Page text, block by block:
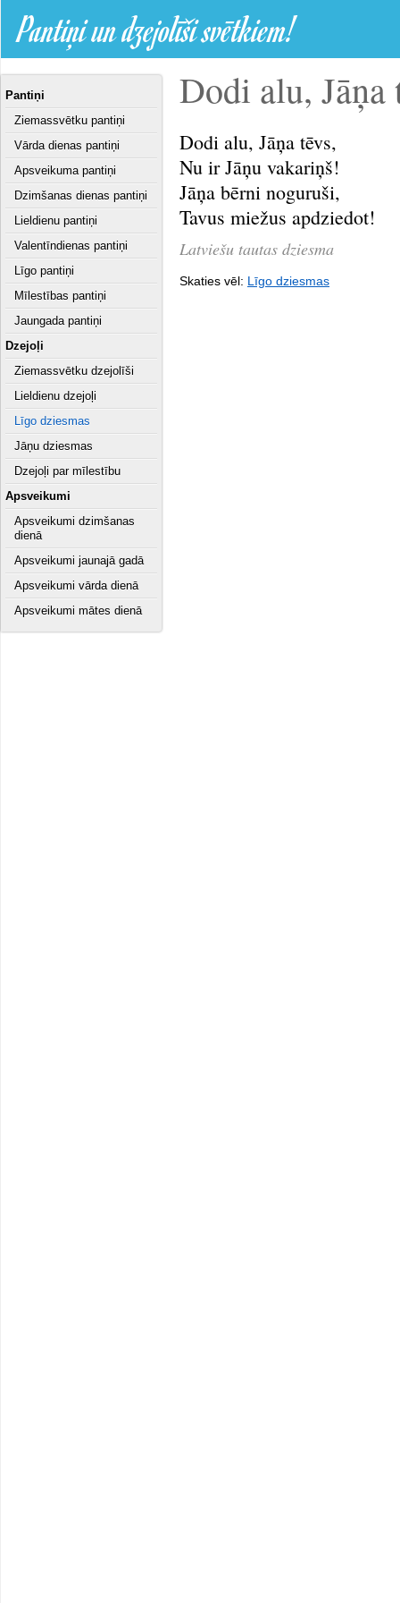
Pantiņi un dzejolīši svētkiem!
Pantiņi
Ziemassvētku pantiņi
Vārda dienas pantiņi
Apsveikuma pantiņi
Dzimšanas dienas pantiņi
Lieldienu pantiņi
Valentīndienas pantiņi
Līgo pantiņi
Mīlestības pantiņi
Jaungada pantiņi
Dzejoļi
Ziemassvētku dzejolīši
Lieldienu dzejoļi
Līgo dziesmas
Jāņu dziesmas
Dzejoļi par mīlestību
Apsveikumi
Apsveikumi dzimšanas
dienā
Apsveikumi jaunajā gadā
Apsveikumi vārda dienā
Apsveikumi mātes dienā
Dodi alu, Jāņa
Dodi alu, Jāņa tēvs,
Nu ir Jāņu vakariņš!
Jāņa bērni noguruši,
Tavus miežus apdziedot!
Latviešu tautas dziesma
Skaties vēl: Līgo dziesmas